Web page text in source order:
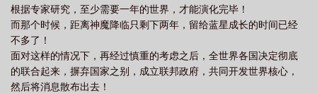
根据专家研究，至少需要一年的世界，才能演化完毕！
而那个时候，距离神魔降临只剩下两年，留给蓝星成长的时间已经
不多了！
面对这样的情况下，再经过慎重的考虑之后，全世界各国决定彻底
的联合起来，摒弃国家之别，成立联邦政府，共同开发世界核心，
然后将消息散布出去！